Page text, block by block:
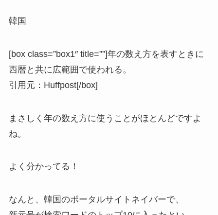
韓国
[box class=”box1″ title=””]年の数え方を表す ときに
西暦と共に広範囲で使われる。
引用元：Huffpost[/box]
まさしく年の数え方に使うことがほとんどですよ
ね。
よく分かってる！
なんと、韓国のポータルサイトネイバーで、